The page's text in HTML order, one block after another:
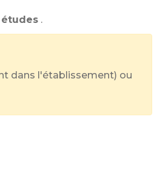
.
dans l'établissement) ou